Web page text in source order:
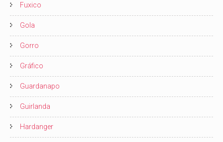
Fuxico
Gola
Gorro
Gráfico
Guardanapo
Guirlanda
Hardanger